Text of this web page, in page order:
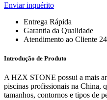
Enviar inquérito
Entrega Rápida
Garantia da Qualidade
Atendimento ao Cliente
Introdução de Produto
A HZX STONE possui a mais
piscinas profissionais na China,
tamanhos, contornos e tipos de